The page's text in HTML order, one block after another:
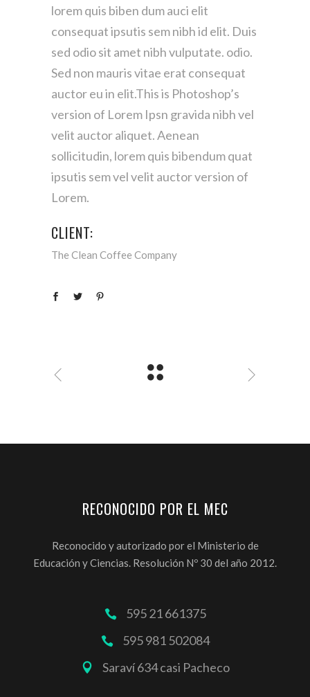
lorem quis biben dum auci elit
consequat ipsutis sem nibh id elit. Duis
sed odio sit amet nibh vulputate. odio.
Sed non mauris vitae erat consequat
auctor eu in elit.This is Photoshop’s
version of Lorem Ipsn gravida nibh vel
velit auctor aliquet. Aenean
sollicitudin, lorem quis bibendum quat
ipsutis sem vel velit auctor version of
Lorem.
CLIENT:
The Clean Coffee Company
RECONOCIDO POR EL MEC
Reconocido y autorizado por el Ministerio de
Educación y Ciencias. Resolución Nº 30 del año 2012.
595 21 661375
595 981 502084
Saraví 634 casi Pacheco